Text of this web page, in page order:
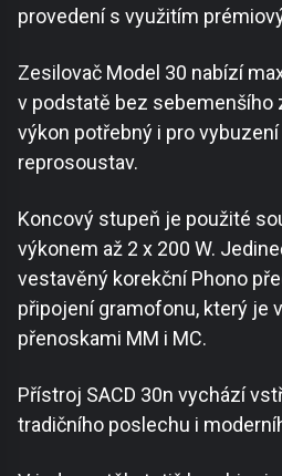
provedení s využitím
Zesilovač Model 30 nabízí
v podstatě bez sebemenšího
výkon potřebný i pro
reprosoustav.
Koncový stupeň je použité
výkonem až 2 x 200 W.
vestavěný korekční Phono
připojení gramofonu, který je
přenoskami MM i MC.
Přístroj SACD 30n vychází
tradičního poslechu i